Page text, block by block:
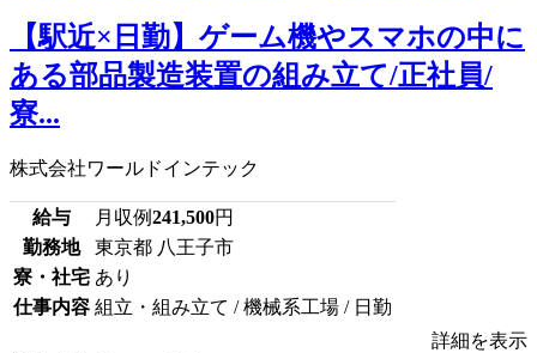
【駅近×日勤】ゲーム機やスマホの中に
ある部品製造装置の組み立て/正社員/
寮...
株式会社ワールドインテック
給与 月収例241,500円
勤務地
東京都 八王子市
寮・社宅 あり
仕事内容 組立・組み立て / 機械系工場 / 日勤
詳細を表示